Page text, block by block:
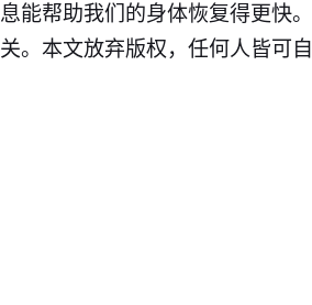
能帮助我们的身体恢复得更快。
。本文放弃版权，任何人皆可自